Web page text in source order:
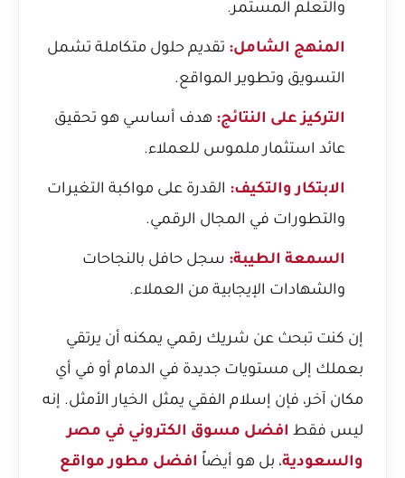
والتعلم المستمر.
المنهج الشامل: تقديم حلول متكاملة تشمل
التسويق وتطوير المواقع.
التركيز على النتائج: هدف أساسي هو تحقيق
عائد استثمار ملموس للعملاء.
الابتكار والتكيف: القدرة على مواكبة التغيرات
والتطورات في المجال الرقمي.
السمعة الطيبة: سجل حافل بالنجاحات
والشهادات الإيجابية من العملاء.
إن كنت تبحث عن شريك رقمي يمكنه أن يرتقي
بعملك إلى مستويات جديدة في الدمام أو في أي
مكان آخر، فإن إسلام الفقي يمثل الخيار الأمثل. إنه
ليس فقط افضل مسوق الكتروني في مصر
والسعودية، بل هو أيضاً افضل مطور مواقع